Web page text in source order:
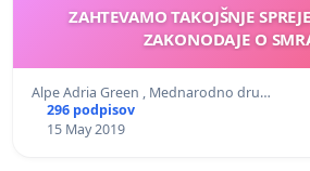
ZAHTEVAMO TAKOJŠNJE
ZAKONODAJE O
Alpe Adria Green , Mednarodno dru…
296 podpisov
15 May 2019